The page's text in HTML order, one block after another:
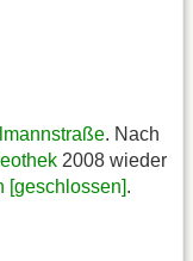
. Nach
2008 wieder
[geschlossen].